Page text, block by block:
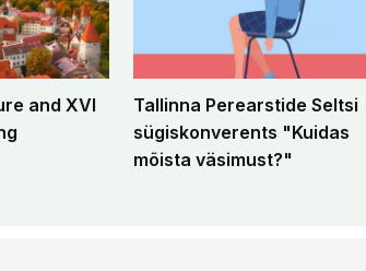
and XVI
Tallinna Perearstide Seltsi
sügiskonverents "Kuidas
mõista väsimust?"